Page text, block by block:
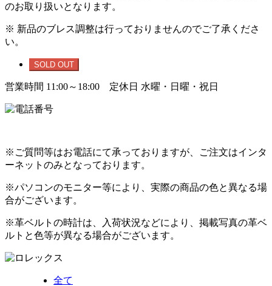
のお取り扱いとなります。
※ 新品のブレス調整は行っておりませんのでご了承くださ
い。
SOLD OUT
営業時間 11:00～18:00 定休日 水曜・日曜・祝日
※ご質問等はお電話にて承っておりますが、ご注文はインタ
ーネットのみとなっております。
※パソコンのモニター等により、実際の商品の色と異なる場
合がございます。
※革ベルトの時計は、入荷状況などにより、掲載写真の革ベ
ルトと色等が異なる場合がございます。
全て